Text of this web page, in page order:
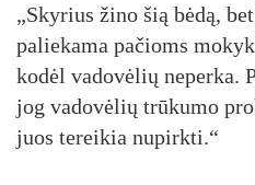
„Sky­rius ži­no šią bė­dą,
pa­lie­ka­ma pa­čioms
ko­dėl va­do­vė­lių ne­per­ka.
jog va­do­vė­lių trū­ku­mo
juos te­rei­kia nu­pirk­ti.“